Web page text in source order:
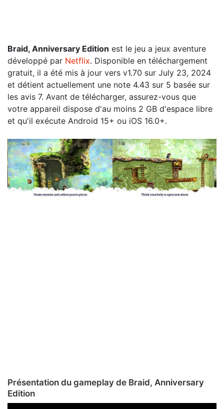
Braid, Anniversary Edition est le jeu a jeux aventure
développé par Netflix. Disponible en téléchargement
gratuit, il a été mis à jour vers v1.70 sur July 23, 2024
et détient actuellement une note 4.43 sur 5 basée sur
les avis 7. Avant de télécharger, assurez-vous que
votre appareil dispose d'au moins 2 GB d'espace libre
et qu'il exécute Android 15+ ou iOS 16.0+.
Présentation du gameplay de Braid, Anniversary
Edition